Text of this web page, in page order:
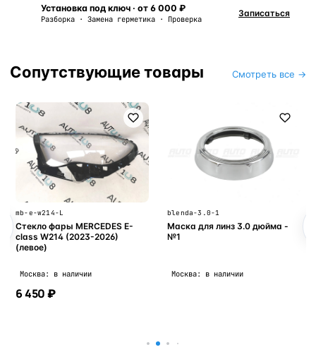
Установка под ключ · от 6 000 ₽
Разборка · Замена герметика · Проверка
Записаться
Сопутствующие товары Смотреть все →
mb-e-w214-L
Стекло фары MERCEDES E-
class W214 (2023-2026)
(левое)
Москва: в наличии
6 450 ₽
blenda-3.0-1
Маска для линз 3.0 дюйма -
№1
Москва: в наличии